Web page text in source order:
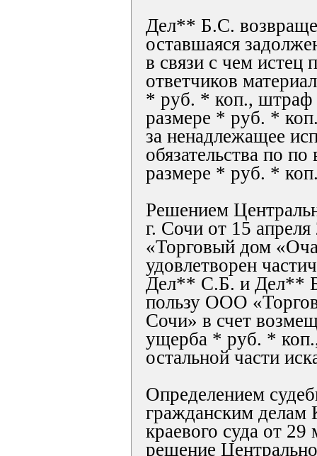
Дел** Б.С.
оставшаяся
в связи с чем истец
ответчиков
* руб. * коп., штраф
размере * руб. *
за ненадлежащее
обязательства по по
размере * руб. *
Решением
г. Сочи от 15
«Торговый дом
удовлетворен
Дел** С.Б. и Дел**
пользу ООО
Сочи» в счет
ущерба * руб. *
остальной части
Определением
гражданским делам
краевого суда от 29
решение